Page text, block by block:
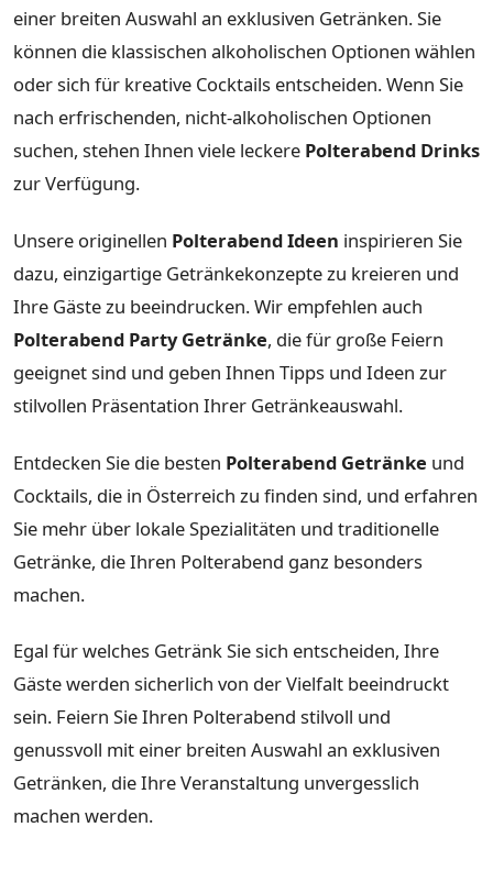
einer breiten Auswahl an exklusiven Getränken. Sie
können die klassischen alkoholischen Optionen wählen
oder sich für kreative Cocktails entscheiden. Wenn Sie
nach erfrischenden, nicht-alkoholischen Optionen
suchen, stehen Ihnen viele leckere Polterabend Drinks
zur Verfügung.
Unsere originellen Polterabend Ideen inspirieren Sie
dazu, einzigartige Getränkekonzepte zu kreieren und
Ihre Gäste zu beeindrucken. Wir empfehlen auch
Polterabend Party Getränke, die für große Feiern
geeignet sind und geben Ihnen Tipps und Ideen zur
stilvollen Präsentation Ihrer Getränkeauswahl.
Entdecken Sie die besten Polterabend Getränke und
Cocktails, die in Österreich zu finden sind, und erfahren
Sie mehr über lokale Spezialitäten und traditionelle
Getränke, die Ihren Polterabend ganz besonders
machen.
Egal für welches Getränk Sie sich entscheiden, Ihre
Gäste werden sicherlich von der Vielfalt beeindruckt
sein. Feiern Sie Ihren Polterabend stilvoll und
genussvoll mit einer breiten Auswahl an exklusiven
Getränken, die Ihre Veranstaltung unvergesslich
machen werden.